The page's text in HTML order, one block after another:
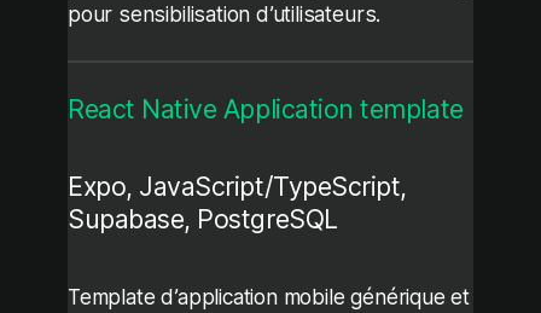
pour sensibilisation d’utilisateurs.
React Native Application template
Expo, JavaScript/TypeScript,
Supabase, PostgreSQL
Template d’application mobile générique et